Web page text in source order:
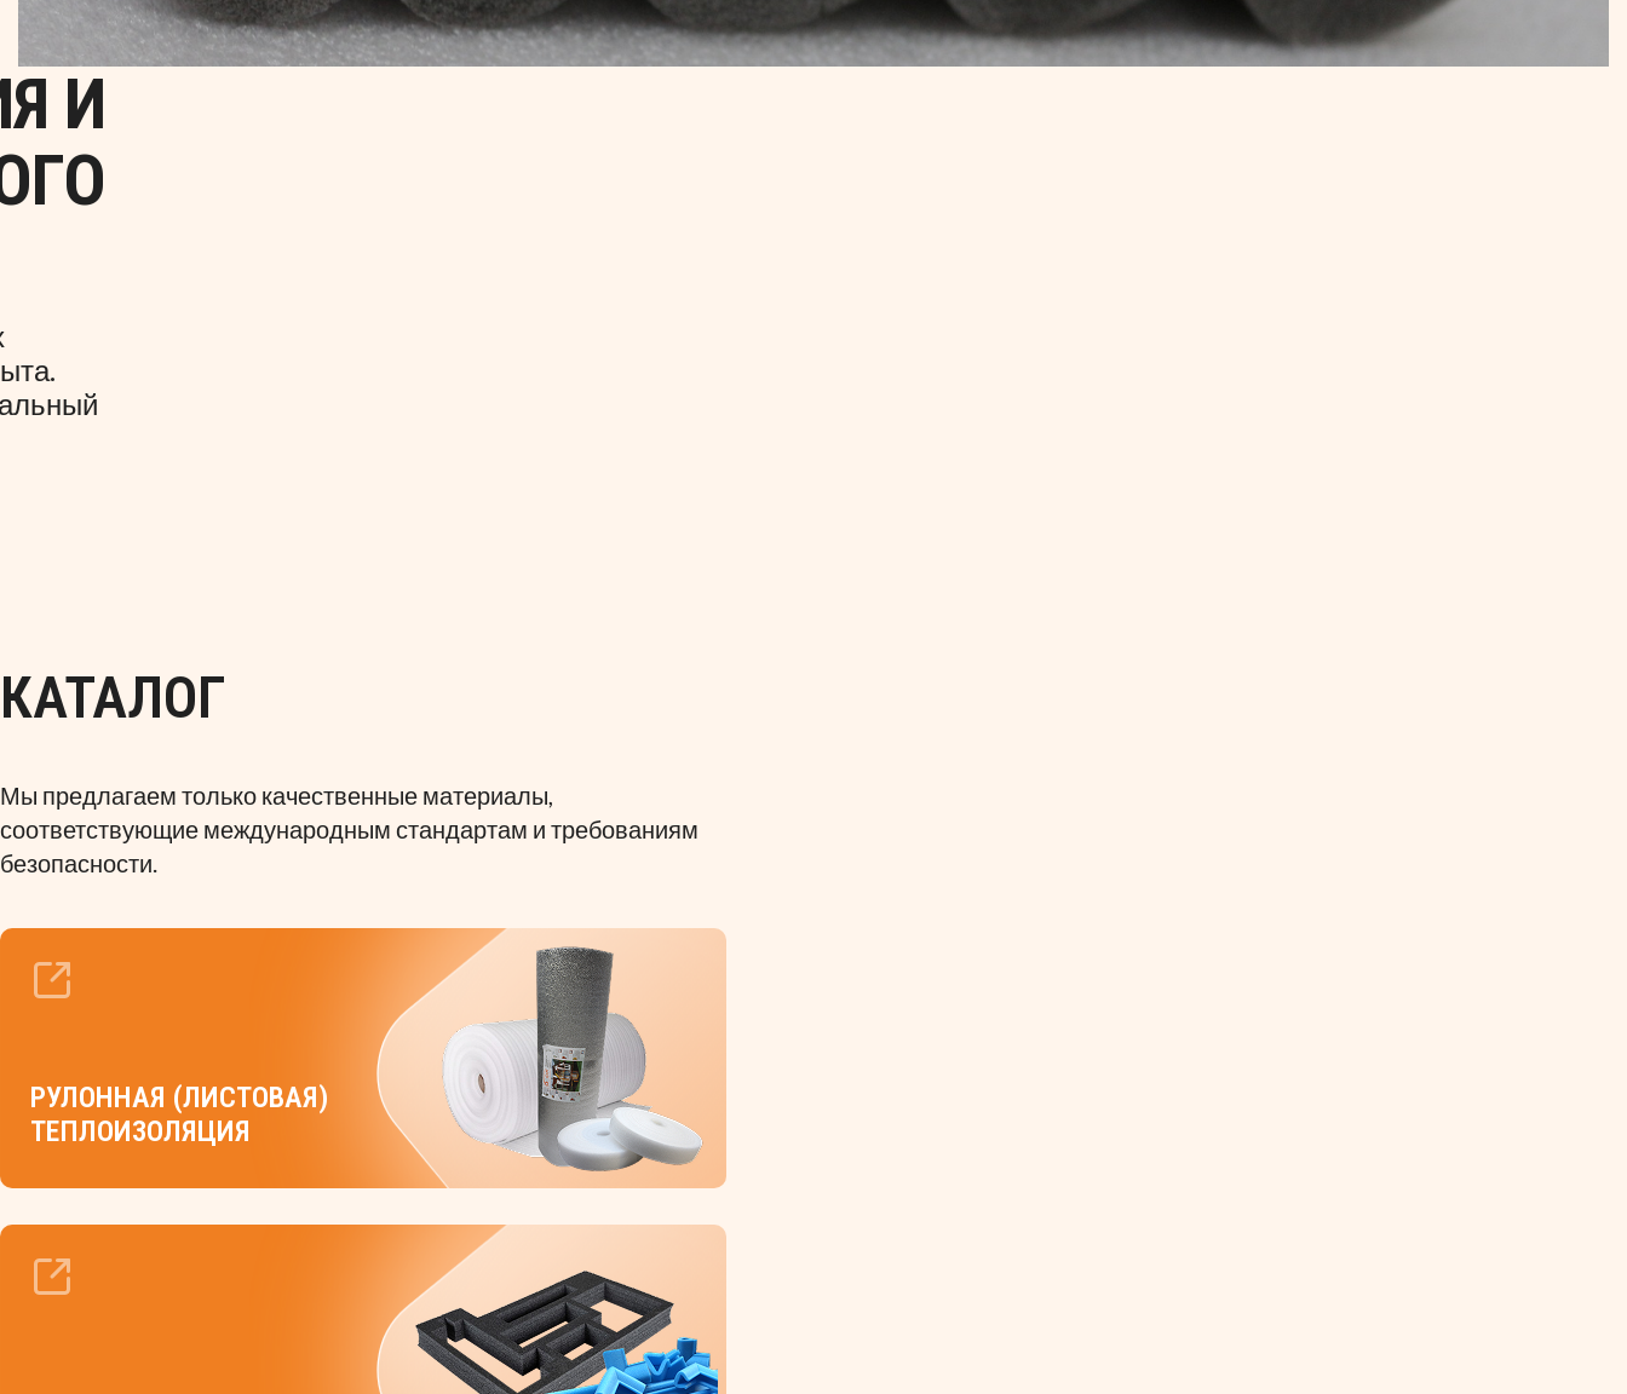
И
КАТАЛОГ
Мы предлагаем только качественные материалы,
соответствующие международным стандартам и требованиям
безопасности.
РУЛОННАЯ (ЛИСТОВАЯ)
ТЕПЛОИЗОЛЯЦИЯ